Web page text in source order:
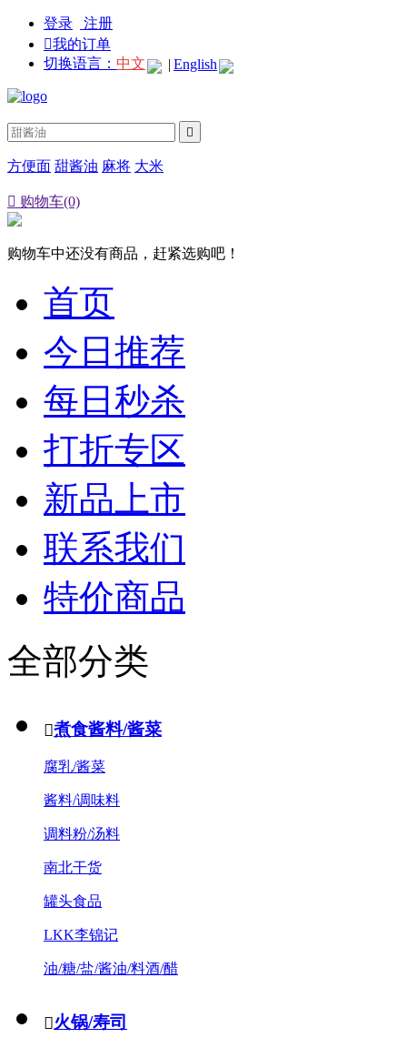
登录
注册
我的订单
切换语言： 中文 | English

方便面 甜酱油 麻将 大米
 购物车(0)
购物车中还没有商品，赶紧选购吧！
首页
今日推荐
每日秒杀
打折专区
新品上市
联系我们
特价商品
全部分类
煮食酱料/酱菜
腐乳/酱菜
酱料/调味料
调料粉/汤料
南北干货
罐头食品
LKK李锦记
油/糖/盐/酱油/料酒/醋
火锅/寿司